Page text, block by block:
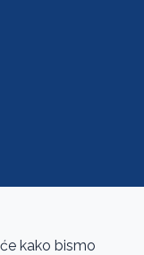
kako bismo